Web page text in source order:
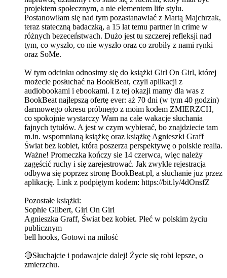
projektem społecznym, a nie elementem life stylu.
Postanowiłam się nad tym pozastanawiać z Martą Majchrzak,
teraz stateczną badaczką, a 15 lat temu partner in crime w
różnych bezeceństwach. Dużo jest tu szczerej refleksji nad
tym, co wyszło, co nie wyszło oraz co zrobiły z nami rynki
oraz SoMe.
W tym odcinku odnosimy się do książki Girl On Girl, której
możecie posłuchać na BookBeat, czyli aplikacji z
audiobookami i ebookami. I z tej okazji mamy dla was z
BookBeat najlepszą ofertę ever: aż 70 dni (w tym 40 godzin)
darmowego okresu próbnego z moim kodem ZMIERZCH,
co spokojnie wystarczy Wam na całe wakacje słuchania
fajnych tytułów. A jest w czym wybierać, bo znajdziecie tam
m.in. wspomnianą książkę oraz książkę Agnieszki Graff
Świat bez kobiet, która poszerza perspektywę o polskie realia.
Ważne! Promeczka kończy sie 14 czerwca, więc należy
zagęścić ruchy i się zarejestrować. Jak zwykle rejestracja
odbywa się poprzez stronę BookBeat.pl, a słuchanie juz przez
aplikację. Link z podpiętym kodem: https://bit.ly/4dOnsfZ
Pozostałe książki:
Sophie Gilbert, Girl On Girl
Agnieszka Graff, Świat bez kobiet. Płeć w polskim życiu
publicznym
bell hooks, Gotowi na miłość
🔴Słuchajcie i podawajcie dalej! Życie się robi lepsze, o
zmierzchu.